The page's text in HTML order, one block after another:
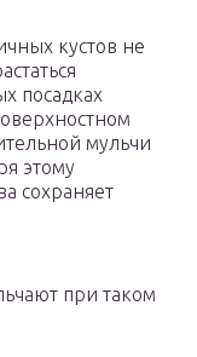
кустов не
посадках
мульчи
этому
сохраняет
при таком